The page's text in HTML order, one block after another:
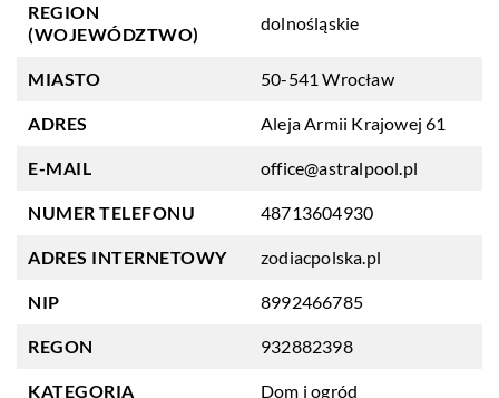
REGION
(WOJEWÓDZTWO)
dolnośląskie
MIASTO 50-541 Wrocław
ADRES Aleja Armii Krajowej 61
E-MAIL office@astralpool.pl
NUMER TELEFONU 48713604930
ADRES INTERNETOWY zodiacpolska.pl
NIP 8992466785
REGON 932882398
KATEGORIA Dom i ogród